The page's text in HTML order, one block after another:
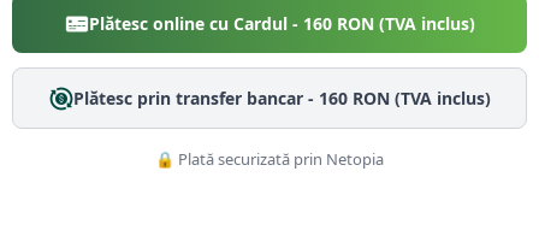
Plătesc online cu Cardul - 160RON (TVA inclus)
Plătesc prin transfer bancar - 160RON (TVA inclus)
🔒 Plată securizată prin Netopia